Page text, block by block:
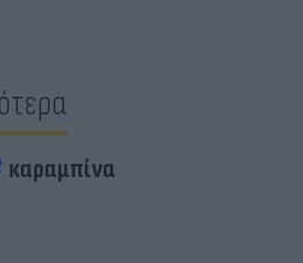
καραμπίνα